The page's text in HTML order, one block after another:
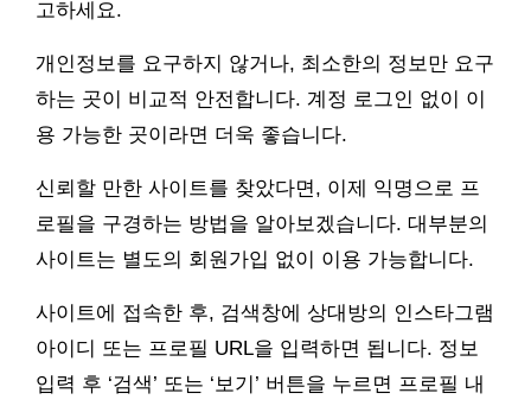
고하세요.
개인정보를 요구하지 않거나, 최소한의 정보만 요구
하는 곳이 비교적 안전합니다. 계정 로그인 없이 이
용 가능한 곳이라면 더욱 좋습니다.
신뢰할 만한 사이트를 찾았다면, 이제 익명으로 프
로필을 구경하는 방법을 알아보겠습니다. 대부분의
사이트는 별도의 회원가입 없이 이용 가능합니다.
사이트에 접속한 후, 검색창에 상대방의 인스타그램
아이디 또는 프로필 URL을 입력하면 됩니다. 정보
입력 후 ‘검색’ 또는 ‘보기’ 버튼을 누르면 프로필 내